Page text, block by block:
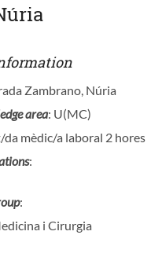
Zambrano, Núria
area: U(MC)
da mèdic/a laboral 2 hores
:
:
i Cirurgia